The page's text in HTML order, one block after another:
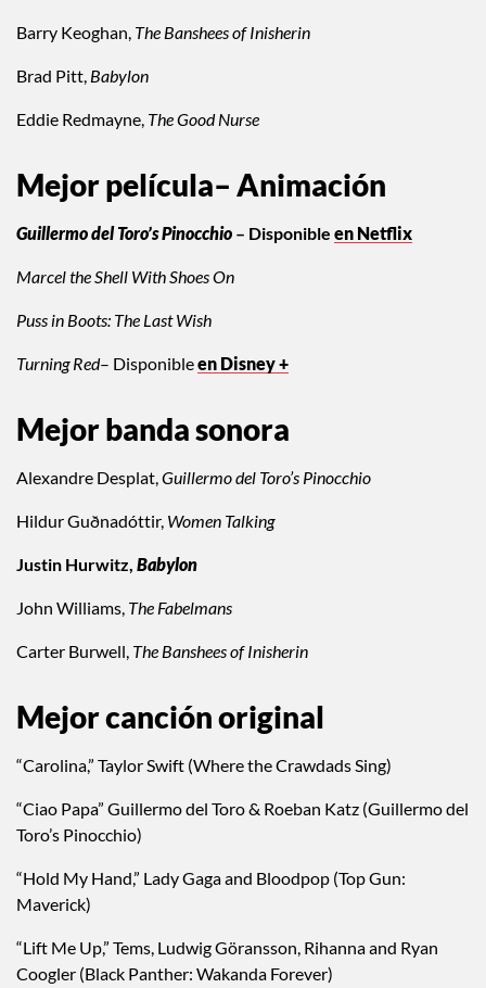
Barry Keoghan, The Banshees of Inisherin
Brad Pitt, Babylon
Eddie Redmayne, The Good Nurse
Mejor película– Animación
Guillermo del Toro’s Pinocchio – Disponible en Netflix
Marcel the Shell With Shoes On
Puss in Boots: The Last Wish
Turning Red– Disponibleen Disney +
Mejor banda sonora
Alexandre Desplat, Guillermo del Toro’s Pinocchio
Hildur Guðnadóttir, Women Talking
Justin Hurwitz, Babylon
John Williams, The Fabelmans
Carter Burwell, The Banshees of Inisherin
Mejor canción original
“Carolina,” Taylor Swift (Where the Crawdads Sing)
“Ciao Papa” Guillermo del Toro & Roeban Katz (Guillermo del
Toro’s Pinocchio)
“Hold My Hand,” Lady Gaga and Bloodpop (Top Gun:
Maverick)
“Lift Me Up,” Tems, Ludwig Göransson, Rihanna and Ryan
Coogler (Black Panther: Wakanda Forever)